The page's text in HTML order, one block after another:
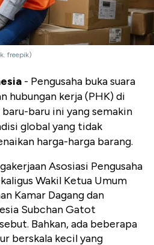
freepik)
- Pengusaha buka suara
hubungan kerja (PHK) di
baru ini yang semakin
global yang tidak
harga-harga barang.
Asosiasi Pengusaha
Wakil Ketua Umum
Kamar Dagang dan
Subchan Gatot
Bahkan, ada beberapa
berskala kecil yang